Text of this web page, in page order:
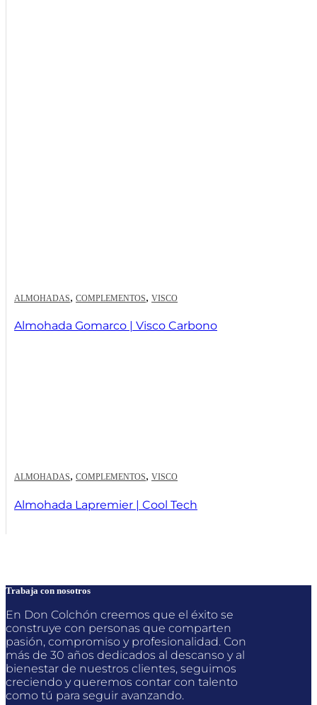
ALMOHADAS, COMPLEMENTOS, VISCO
Almohada Gomarco | Visco Carbono
ALMOHADAS, COMPLEMENTOS, VISCO
Almohada Lapremier | Cool Tech
Trabaja con nosotros
En Don Colchón creemos que el éxito se
construye con personas que comparten
pasión, compromiso y profesionalidad. Con
más de 30 años dedicados al descanso y al
bienestar de nuestros clientes, seguimos
creciendo y queremos contar con talento
como tú para seguir avanzando.